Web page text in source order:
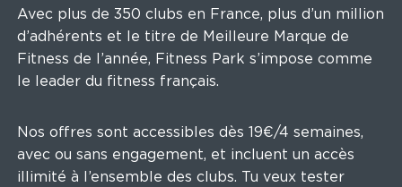
Avec plus de 350 clubs en France, plus d’un million
d’adhérents et le titre de Meilleure Marque de
Fitness de l’année, Fitness Park s’impose comme
le leader du fitness français.
Nos offres sont accessibles dès 19€/4 semaines,
avec ou sans engagement, et incluent un accès
illimité à l’ensemble des clubs. Tu veux tester